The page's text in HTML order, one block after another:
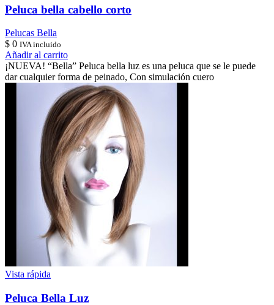
Peluca bella cabello corto
Pelucas Bella
$ 0 IVA incluido
Añadir al carrito
¡NUEVA! “Bella” Peluca bella luz es una peluca que se le puede
dar cualquier forma de peinado, Con simulación cuero
Vista rápida
Peluca Bella Luz